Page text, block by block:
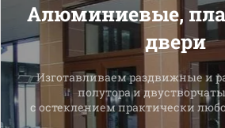
Алюминиевые,
двери
Изготавливаем раздвижные и
полутора и
с остеклением практически